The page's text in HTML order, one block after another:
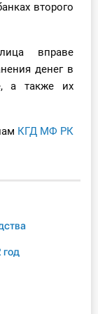
второго
вправе
денег в
а также их
КГД МФ РК